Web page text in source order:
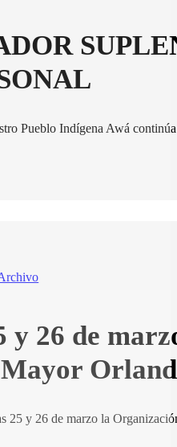
Pueblo Indígena Awá
y 26 de
25 y 26 de marzo la